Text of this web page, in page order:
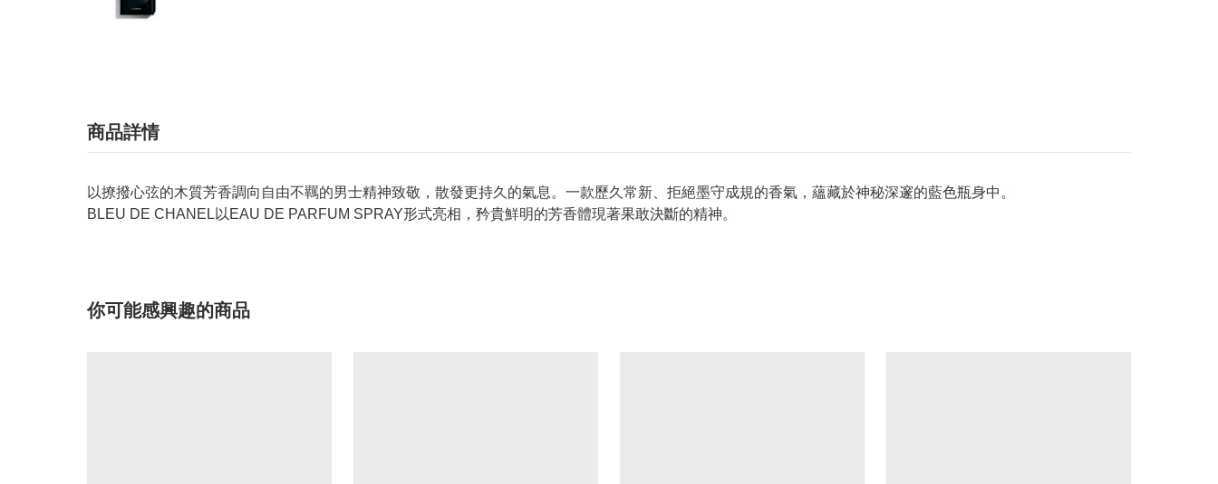
商品詳情
以撩撥心弦的木質芳香調向自由不羈的男士精神致敬，散發更持久的氣息。一款歷久常新、拒絕墨守成規的香氣，蘊藏於神秘深邃的藍色瓶身中。
BLEU DE CHANEL以EAU DE PARFUM SPRAY形式亮相，矜貴鮮明的芳香體現著果敢決斷的精神。
你可能感興趣的商品